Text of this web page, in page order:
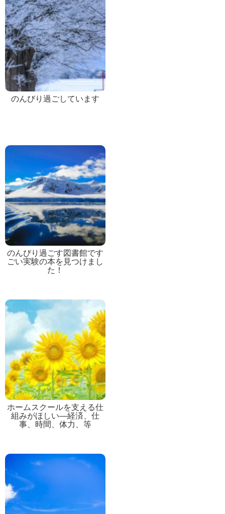
のんびり過ごしています
のんびり過ごす図書館です
ごい実験の本を見つけまし
た！
ホームスクールを支える仕
組みがほしい―経済、仕
事、時間、体力、等